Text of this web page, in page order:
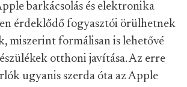
barkácsolás és elektronika
érdeklődő fogyasztói örülhetnek
miszerint formálisan is lehetővé
otthoni javítása. Az erre
ugyanis szerda óta az Apple